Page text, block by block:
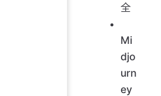
全
Mi
djo
urn
ey